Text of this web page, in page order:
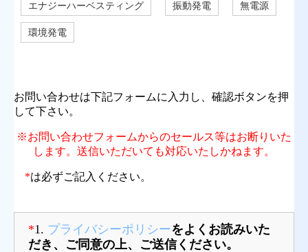
エナジーハーベスティング 振動発電 無電源
環境発電
お問い合わせは下記フォームに入力し、確認ボタンを押
して下さい。
※お問い合わせフォームからのセールス等はお断りいた
します。送信いただいても対応いたしかねます。
*は必ずご記入ください。
*1. プライバシーポリシーをよくお読みいた
だき、ご同意の上、ご送信ください。